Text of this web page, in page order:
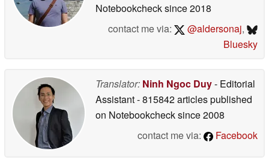
Notebookchecksince 2018
contact me via:
@aldersonaj,
Bluesky
Translator: Ninh Ngoc Duy- Editorial
Assistant- 815842 articles published
on Notebookchecksince 2008
contact me via:
Facebook